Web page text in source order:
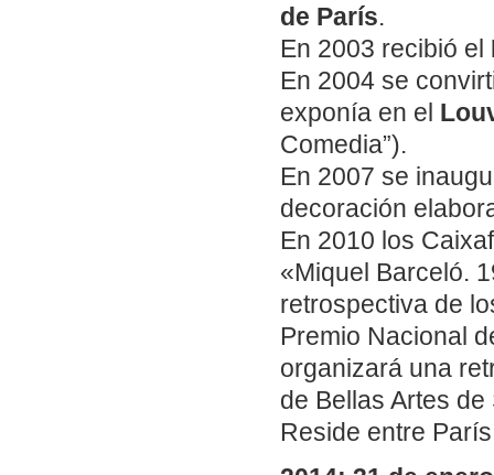
de París.
En 2003 recibió el
En 2004 se
exponía en el
Comedia”).
En 2007 se
decoración
En 2010 los
«Miquel Barceló.
retrospectiva de
Premio Nacional
organizará una
de Bellas Artes
Reside entre